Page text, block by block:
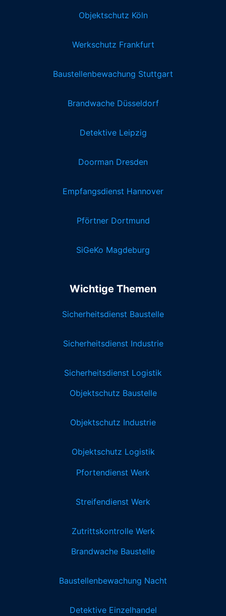
Objektschutz Köln
Werkschutz Frankfurt
Baustellenbewachung Stuttgart
Brandwache Düsseldorf
Detektive Leipzig
Doorman Dresden
Empfangsdienst Hannover
Pförtner Dortmund
SiGeKo Magdeburg
Wichtige Themen
Sicherheitsdienst Baustelle
Sicherheitsdienst Industrie
Sicherheitsdienst Logistik
Objektschutz Baustelle
Objektschutz Industrie
Objektschutz Logistik
Pfortendienst Werk
Streifendienst Werk
Zutrittskontrolle Werk
Brandwache Baustelle
Baustellenbewachung Nacht
Detektive Einzelhandel